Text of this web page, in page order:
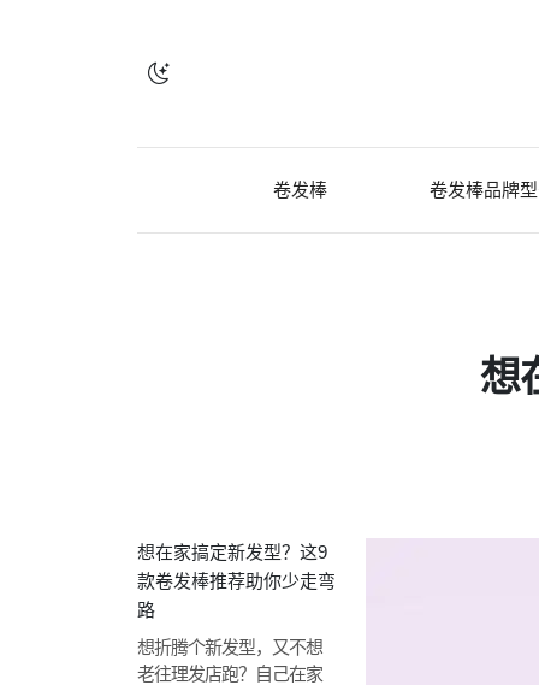
卷发棒 卷发棒品牌
想
想在家搞定新发型？这9
款卷发棒推荐助你少走弯
路
想折腾个新发型，又不想
老往理发店跑？自己在家